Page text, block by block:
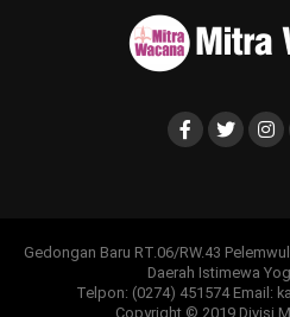
Gedongan Baru RT.06/RW.43
Daerah Istimewa
Telpon: (0274) 451574 Email:
Copyright © 2019 Divisi